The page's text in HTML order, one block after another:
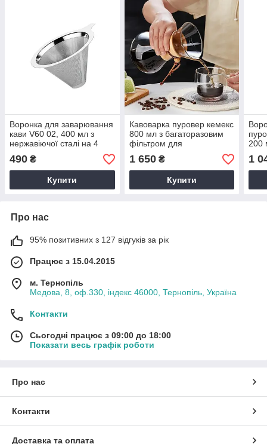
Воронка для заварювання
кави V60 02, 400 мл з
нержавіючої сталі на 4
порції металевий пуровер
багаторазовий
490 ₴
Купити
Кавоварка пуровер кемекс
800 мл з багаторазовим
фільтром для
заварювання кави
воронка chemex скляний
1 650₴
Купити
200
для
1
Про нас
95% позитивних з 127 відгуків за рік
Працює з 15.04.2015
м. Тернопіль
Медова, 8, оф.330, індекс 46000, Тернопіль, Україна
Контакти
Сьогодні працює з 09:00 до 18:00
Показати весь графік роботи
Про нас
Контакти
Доставка та оплата